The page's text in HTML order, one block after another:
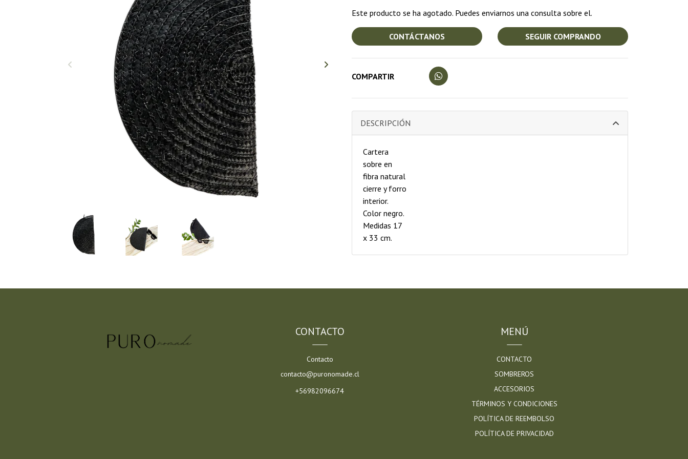
Este producto se ha agotado. Puedes enviarnos una consulta sobre el.
CONTÁCTANOS SEGUIR COMPRANDO
COMPARTIR
DESCRIPCIÓN
Cartera
sobre en
fibra natural
cierre y forro
interior.
Color negro.
Medidas 17
x 33 cm.
CONTACTO
Contacto
contacto@puronomade.cl
+56982096674
MENÚ
CONTACTO
SOMBREROS
ACCESORIOS
TÉRMINOS Y CONDICIONES
POLÍTICA DE REEMBOLSO
POLÍTICA DE PRIVACIDAD